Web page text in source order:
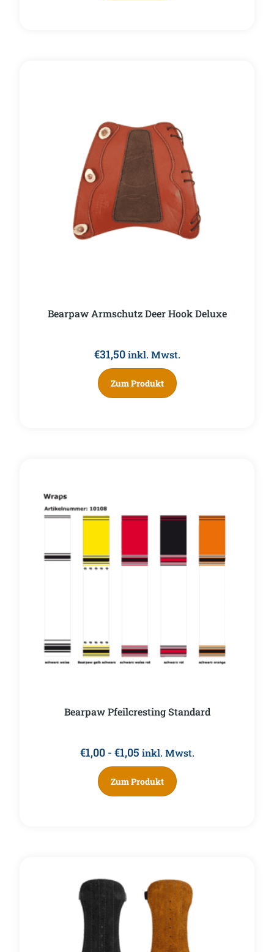
Bearpaw Armschutz Deer Hook Deluxe
€31,50 inkl. Mwst.
Zum Produkt
Bearpaw Pfeilcresting Standard
€1,00- €1,05 inkl. Mwst.
Zum Produkt